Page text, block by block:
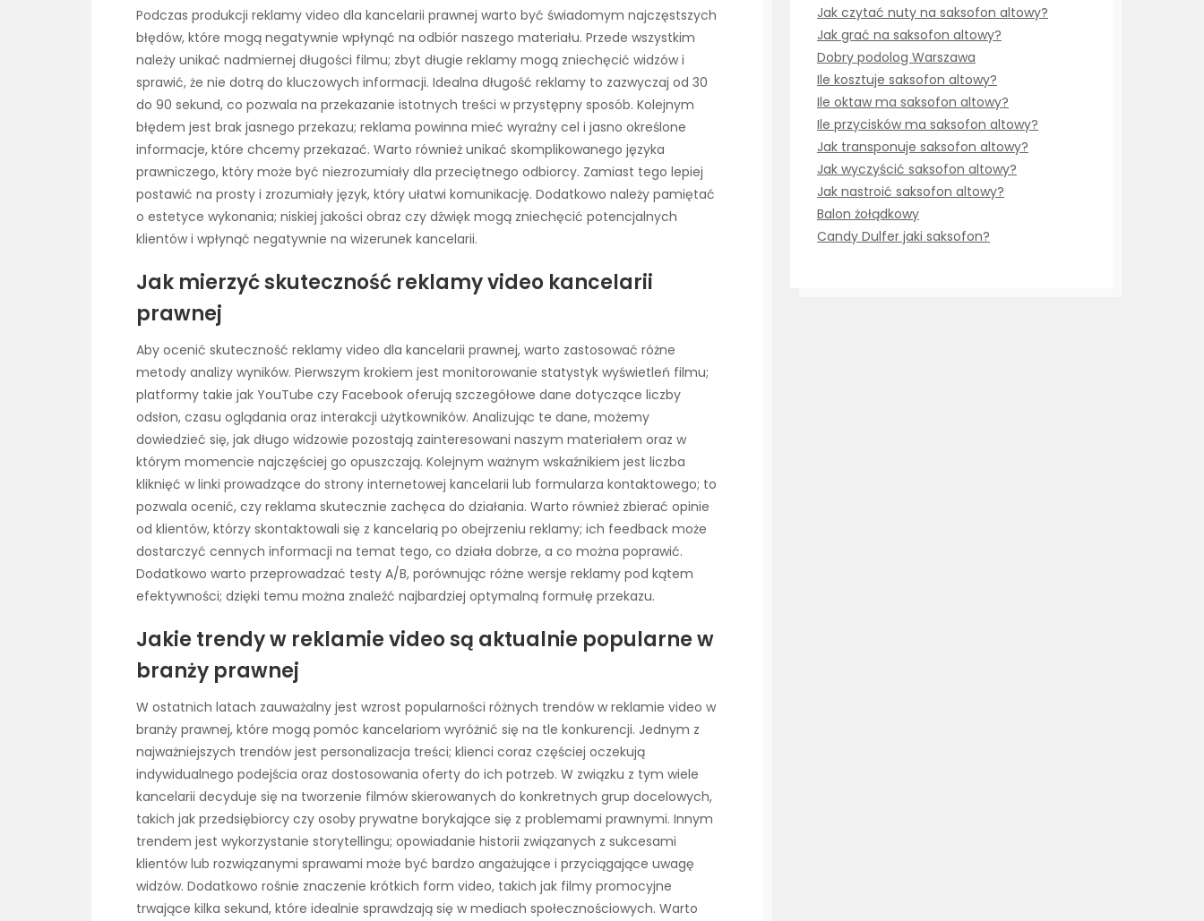
Podczas produkcji reklamy video dla kancelarii prawnej warto być świadomym najczęstszych
błędów, które mogą negatywnie wpłynąć na odbiór naszego materiału. Przede wszystkim
należy unikać nadmiernej długości filmu; zbyt długie reklamy mogą zniechęcić widzów i
sprawić, że nie dotrą do kluczowych informacji. Idealna długość reklamy to zazwyczaj od 30
do 90 sekund, co pozwala na przekazanie istotnych treści w przystępny sposób. Kolejnym
błędem jest brak jasnego przekazu; reklama powinna mieć wyraźny cel i jasno określone
informacje, które chcemy przekazać. Warto również unikać skomplikowanego języka
prawniczego, który może być niezrozumiały dla przeciętnego odbiorcy. Zamiast tego lepiej
postawić na prosty i zrozumiały język, który ułatwi komunikację. Dodatkowo należy pamiętać
o estetyce wykonania; niskiej jakości obraz czy dźwięk mogą zniechęcić potencjalnych
klientów i wpłynąć negatywnie na wizerunek kancelarii.
Jak mierzyć skuteczność reklamy video kancelarii
prawnej
Aby ocenić skuteczność reklamy video dla kancelarii prawnej, warto zastosować różne
metody analizy wyników. Pierwszym krokiem jest monitorowanie statystyk wyświetleń filmu;
platformy takie jak YouTube czy Facebook oferują szczegółowe dane dotyczące liczby
odsłon, czasu oglądania oraz interakcji użytkowników. Analizując te dane, możemy
dowiedzieć się, jak długo widzowie pozostają zainteresowani naszym materiałem oraz w
którym momencie najczęściej go opuszczają. Kolejnym ważnym wskaźnikiem jest liczba
kliknięć w linki prowadzące do strony internetowej kancelarii lub formularza kontaktowego; to
pozwala ocenić, czy reklama skutecznie zachęca do działania. Warto również zbierać opinie
od klientów, którzy skontaktowali się z kancelarią po obejrzeniu reklamy; ich feedback może
dostarczyć cennych informacji na temat tego, co działa dobrze, a co można poprawić.
Dodatkowo warto przeprowadzać testy A/B, porównując różne wersje reklamy pod kątem
efektywności; dzięki temu można znaleźć najbardziej optymalną formułę przekazu.
Jakie trendy w reklamie video są aktualnie popularne w
branży prawnej
W ostatnich latach zauważalny jest wzrost popularności różnych trendów w reklamie video w
branży prawnej, które mogą pomóc kancelariom wyróżnić się na tle konkurencji. Jednym z
najważniejszych trendów jest personalizacja treści; klienci coraz częściej oczekują
indywidualnego podejścia oraz dostosowania oferty do ich potrzeb. W związku z tym wiele
kancelarii decyduje się na tworzenie filmów skierowanych do konkretnych grup docelowych,
takich jak przedsiębiorcy czy osoby prywatne borykające się z problemami prawnymi. Innym
trendem jest wykorzystanie storytellingu; opowiadanie historii związanych z sukcesami
klientów lub rozwiązanymi sprawami może być bardzo angażujące i przyciągające uwagę
widzów. Dodatkowo rośnie znaczenie krótkich form video, takich jak filmy promocyjne
trwające kilka sekund, które idealnie sprawdzają się w mediach społecznościowych. Warto
Jak czytać nuty na saksofon altowy?
Jak grać na saksofon altowy?
Dobry podolog Warszawa
Ile kosztuje saksofon altowy?
Ile oktaw ma saksofon altowy?
Ile przycisków ma saksofon altowy?
Jak transponuje saksofon altowy?
Jak wyczyścić saksofon altowy?
Jak nastroić saksofon altowy?
Balon żołądkowy
Candy Dulfer jaki saksofon?